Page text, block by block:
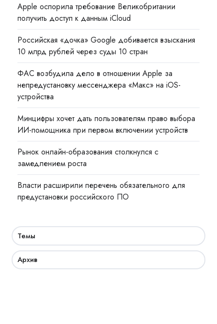
Apple оспорила требование Великобритании
получить доступ к данным iCloud
Российская «дочка» Google добивается взыскания
10 млрд рублей через суды 10 стран
ФАС возбудила дело в отношении Apple за
непредустановку мессенджера «Макс» на iOS-
устройства
Минцифры хочет дать пользователям право выбора
ИИ-помощника при первом включении устройств
Рынок онлайн-образования столкнулся с
замедлением роста
Власти расширили перечень обязательного для
предустановки российского ПО
Темы
Архив